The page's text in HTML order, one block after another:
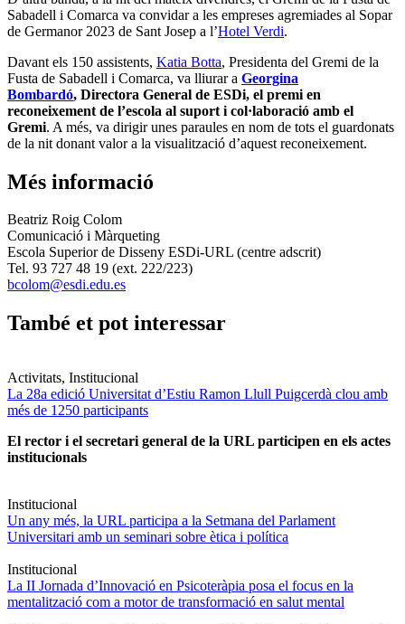
Sabadell i Comarca va convidar a les empreses agremiades al Sopar
de Germanor 2023 de Sant Josep a l’Hotel Verdi.
Davant els 150 assistents, Katia Botta, Presidenta del Gremi de la
Fusta de Sabadell i Comarca, va lliurar a Georgina
Bombardó, Directora General de ESDi, el premi en
reconeixement de l’escola al suport i col·laboració amb el
Gremi. A més, va dirigir unes paraules en nom de tots el guardonats
de la nit donant valor a la visualització d’aquest reconeixement.
Més informació
Beatriz Roig Colom
Comunicació i Màrqueting
Escola Superior de Disseny ESDi-URL (centre adscrit)
Tel. 93 727 48 19 (ext. 222/223)
bcolom@esdi.edu.es
També et pot interessar
Activitats, Institucional
La 28a edició Universitat d’Estiu Ramon Llull Puigcerdà clou amb
més de 1250 participants
El rector i el secretari general de la URL participen en els actes
institucionals
Institucional
Un any més, la URL participa a la Setmana del Parlament
Universitari amb un seminari sobre ètica i política
Institucional
La II Jornada d’Innovació en Psicoteràpia posa el focus en la
mentalització com a motor de transformació en salut mental